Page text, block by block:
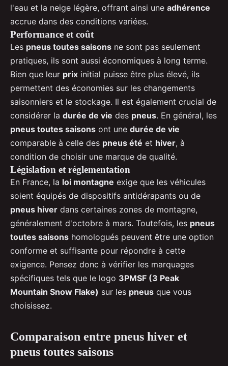
l'eau et la neige légère, offrant ainsi une adhérence
accrue dans des conditions variées.
Performance et coût
Les pneus toutes saisons ne sont pas seulement
pratiques, ils sont aussi économiques à long terme.
Bien que leur prix initial puisse être plus élevé, ils
permettent des économies sur les changements
saisonniers et le stockage. Il est également crucial de
considérer la durée de vie des pneus. En général, les
pneus toutes saisons ont une durée de vie
comparable à celle des pneus été et hiver, à
condition de choisir une marque de qualité.
Législation et réglementation
En France, la loi montagne exige que les véhicules
soient équipés de dispositifs antidérapants ou de
pneus hiver dans certaines zones de montagne,
généralement d'octobre à mars. Toutefois, les pneus
toutes saisons homologués peuvent être une option
conforme et suffisante pour répondre à cette
exigence. Pensez donc à vérifier les marquages
spécifiques tels que le logo 3PMSF (3 Peak
Mountain Snow Flake) sur les pneus que vous
choisissez.
Comparaison entre pneus hiver et
pneus toutes saisons